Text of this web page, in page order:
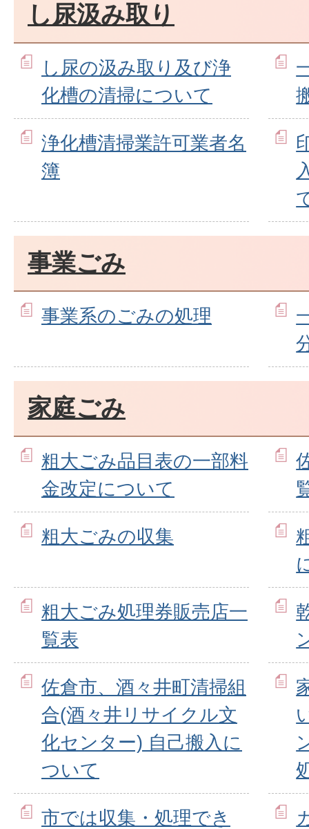
し尿汲み取り
し尿の汲み取り及び浄
化槽の清掃について
浄化槽清掃業許可業者名
簿
事業ごみ
事業系のごみの処理
家庭ごみ
粗大ごみ品目表の一部料
金改定について
粗大ごみの収集
粗大ごみ処理券販売店一
覧表
佐倉市、酒々井町清掃組
合(酒々井リサイクル文
化センター) 自己搬入に
ついて
市では収集・処理でき